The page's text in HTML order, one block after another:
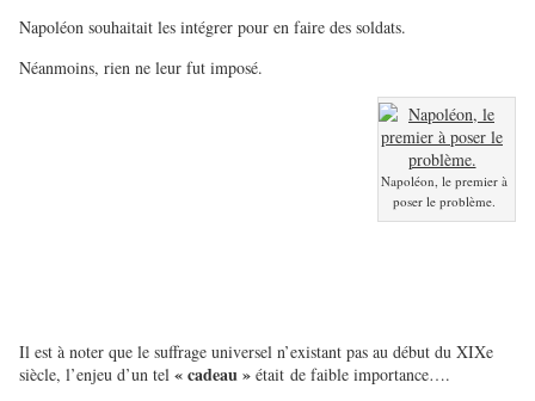
Napoléon souhaitait les intégrer pour en faire des soldats.
Néanmoins, rien ne leur fut imposé.
Napoléon, le premier à
poser le problème.
Il est à noter que le suffrage universel n’existant pas au début du XIXe
siècle, l’enjeu d’un tel « cadeau » était de faible importance….